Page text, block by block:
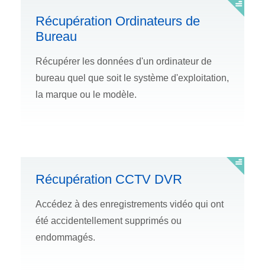
Récupération Ordinateurs de
Bureau
Récupérer les données d'un ordinateur de
bureau quel que soit le système d'exploitation,
la marque ou le modèle.
Récupération CCTV DVR
Accédez à des enregistrements vidéo qui ont
été accidentellement supprimés ou
endommagés.